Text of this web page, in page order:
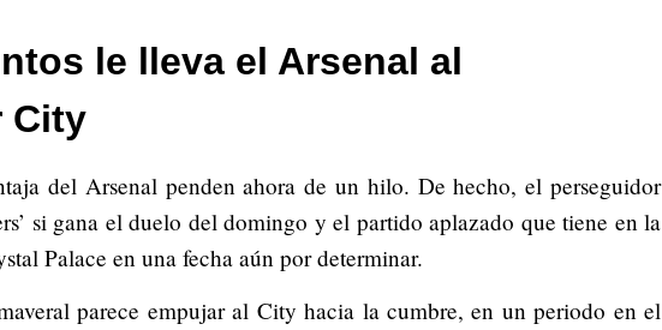
le lleva el Arsenal al
City
del Arsenal penden ahora de un hilo. De hecho, el perseguidor
si gana el duelo del domingo y el partido aplazado que tiene en la
Palace en una fecha aún por determinar.
parece empujar al City hacia la cumbre, en un periodo en el